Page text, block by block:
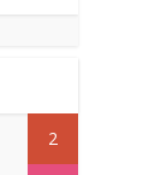
2